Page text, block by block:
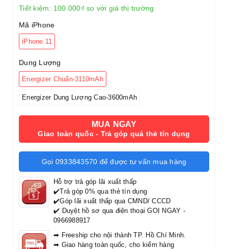
Tiết kiệm: 100.000₫ so với giá thị trường
Mã iPhone
iPhone 11
Dung Lượng
Energizer Chuẩn-3110mAh
Energizer Dung Lượng Cao-3600mAh
MUA NGAY
Giao toàn quốc - Trả góp quá thẻ tín dụng
Gọi 0933843570 để được tư vấn mua hàng
Hỗ trợ trả góp lãi xuất thấp
✔️Trả góp 0% qua thẻ tín dụng
✔️Góp lãi xuất thấp qua CMND/ CCCD
✔️ Duyệt hồ sơ qua điện thoại GOỊ NGAY -
0966988917
➡ Freeship cho nội thành TP. Hồ Chí Minh.
➡ Giao hàng toàn quốc, cho kiểm hàng